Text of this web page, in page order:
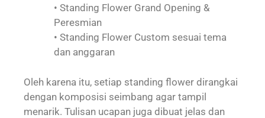
• Standing Flower Grand Opening &
Peresmian
• Standing Flower Custom sesuai tema
dan anggaran
Oleh karena itu, setiap standing flower dirangkai
dengan komposisi seimbang agar tampil
menarik. Tulisan ucapan juga dibuat jelas dan